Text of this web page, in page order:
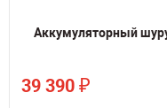
Аккумуляторный
39 390 ₽